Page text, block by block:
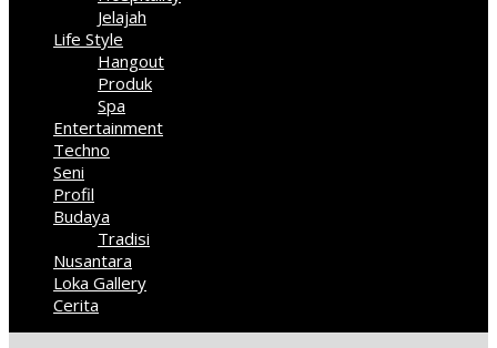
Jelajah
Life Style
Hangout
Produk
Spa
Entertainment
Techno
Seni
Profil
Budaya
Tradisi
Nusantara
Loka Gallery
Cerita